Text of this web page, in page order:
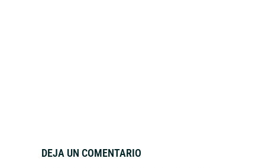
DEJA UN COMENTARIO